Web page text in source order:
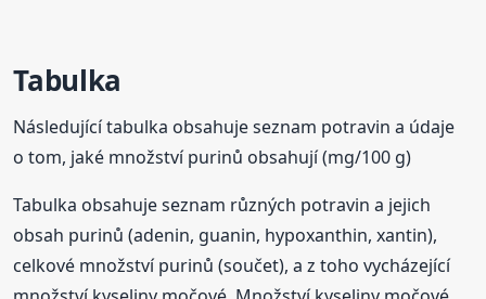
Tabulka
Následující tabulka obsahuje seznam potravin a údaje
o tom, jaké množství purinů obsahují (mg/100 g)
Tabulka obsahuje seznam různých potravin a jejich
obsah purinů (adenin, guanin, hypoxanthin, xantin),
celkové množství purinů (součet), a z toho vycházející